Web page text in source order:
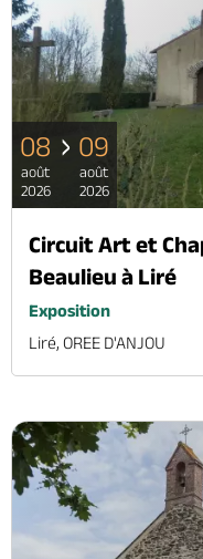
08
août
2026
09
août
2026
Circuit Art et
Beaulieu à Liré
Exposition
Liré, OREE D'ANJOU